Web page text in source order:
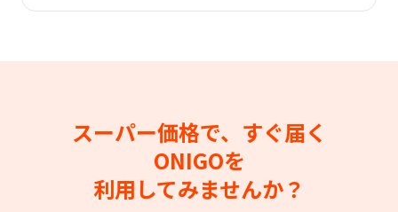
スーパー価格で、すぐ届く
ONIGOを
利用してみませんか？